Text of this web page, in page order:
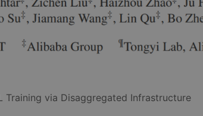
Training via Disaggregated Infrastructure